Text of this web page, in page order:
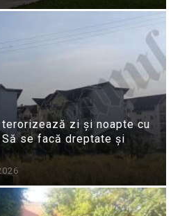
terorizează zi și noapte cu
se facă dreptate și